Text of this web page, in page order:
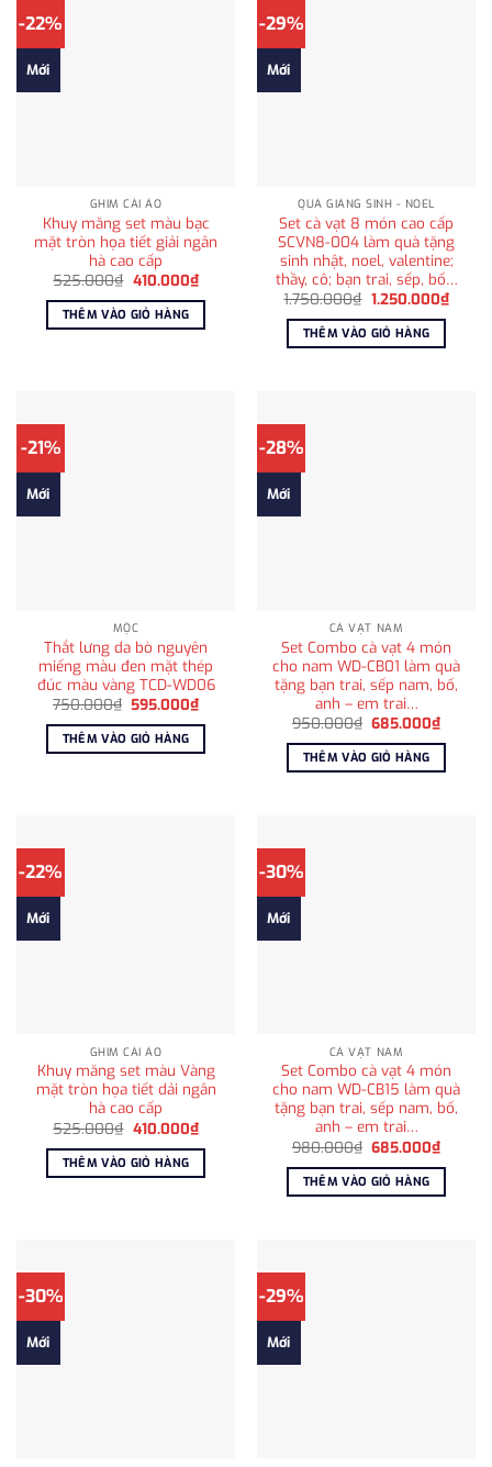
-22%
Mới
GHIM CÀI ÁO
Khuy măng set màu bạc
mặt tròn họa tiết giải ngân
hà cao cấp
525.000₫ Giá
là:
525.000₫.
410.000₫Giá
tại
THÊM VÀO GIỎ HÀNG
-29%
Mới
QUÀ GIÁNG SINH - NOEL
Set cà vạt 8 món cao cấp
SCVN8-004 làm quà tặng
sinh nhật, noel, valentine;
thầy, cô; bạn trai, sếp, bố…
1.750.000₫ Giá
là:
1.750.000₫.
1.250.000₫Giá
THÊM VÀO GIỎ HÀNG
-21%
Mới
MỘC
Thắt lưng da bò nguyên
miếng màu đen mặt thép
đúc màu vàng TCD-WD06
750.000₫ Giá
là:
750.000₫.
595.000₫Giá
hiện
tại
595.000₫.
THÊM VÀO GIỎ HÀNG
-28%
Mới
CÀ VẠT NAM
Set Combo cà vạt 4 món
cho nam WD-CB01 làm quà
tặng bạn trai, sếp nam, bố,
anh – em trai…
950.000₫ Giá
là:
950.000₫.
685.000₫Giá
hiện
tại
THÊM VÀO GIỎ HÀNG
-22%
Mới
GHIM CÀI ÁO
Khuy măng set màu Vàng
mặt tròn họa tiết dải ngân
hà cao cấp
525.000₫ Giá
là:
525.000₫.
410.000₫Giá
hiện
tại
410.000₫.
THÊM VÀO GIỎ HÀNG
-30%
Mới
CÀ VẠT NAM
Set Combo cà vạt 4 món
cho nam WD-CB15 làm quà
tặng bạn trai, sếp nam, bố,
anh – em trai…
980.000₫ Giá
là:
980.000₫.
685.000₫Giá
hiện
tại
THÊM VÀO GIỎ HÀNG
-30%
Mới
-29%
Mới